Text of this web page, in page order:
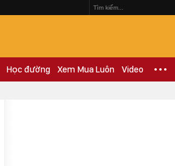
Học đường Xem Mua Luôn Video